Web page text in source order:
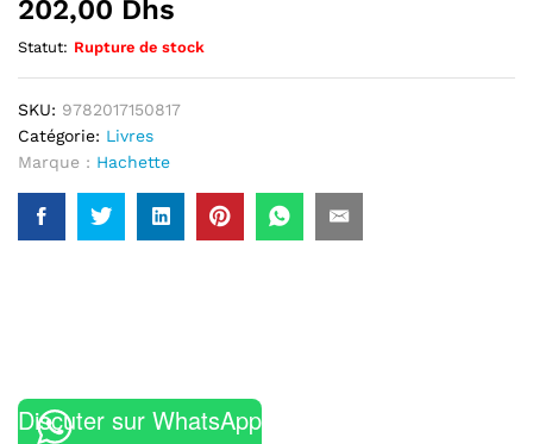
202,00 Dhs
Statut: Rupture de stock
SKU: 9782017150817
Catégorie: Livres
Marque : Hachette
Discuter sur WhatsApp